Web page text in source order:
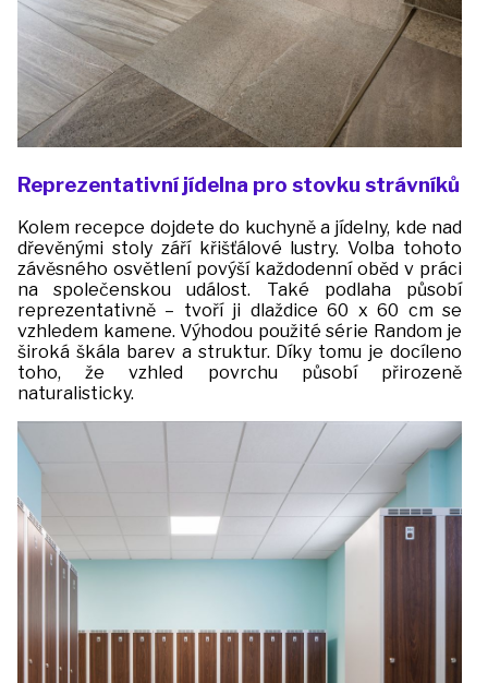
Reprezentativní jídelna pro stovku strávníků
Kolem recepce dojdete do kuchyně a jídelny, kde nad
dřevěnými stoly září křišťálové lustry. Volba tohoto
závěsného osvětlení povýší každodenní oběd v práci
na společenskou událost. Také podlaha působí
reprezentativně – tvoří ji dlaždice 60 x 60 cm se
vzhledem kamene. Výhodou použité série Random je
široká škála barev a struktur. Díky tomu je docíleno
toho, že vzhled povrchu působí přirozeně
naturalisticky.